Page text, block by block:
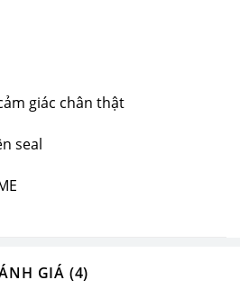
giác chân thật
seal
GIÁ (4)